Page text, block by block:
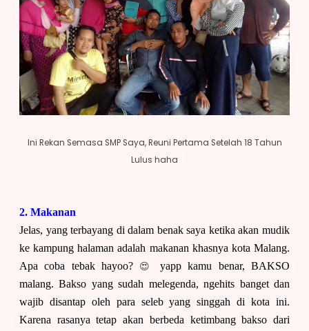
Ini Rekan Semasa SMP Saya, Reuni Pertama Setelah 18 Tahun
Lulus haha
2. Makanan
Jelas, yang terbayang di dalam benak saya ketika akan mudik
ke kampung halaman adalah makanan khasnya kota Malang.
Apa coba tebak hayoo? 😍
yapp kamu benar, BAKSO
malang. Bakso yang sudah melegenda, ngehits banget dan
wajib disantap oleh para seleb yang singgah di kota ini.
Karena rasanya tetap akan berbeda ketimbang bakso dari